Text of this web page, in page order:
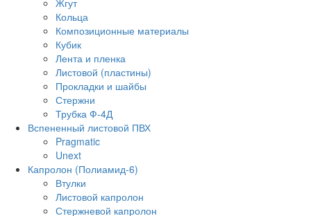
Жгут
Кольца
Композиционные материалы
Кубик
Лента и пленка
Листовой (пластины)
Прокладки и шайбы
Стержни
Трубка Ф-4Д
Вспененный листовой ПВХ
Pragmatic
Unext
Капролон (Полиамид-6)
Втулки
Листовой капролон
Стержневой капролон